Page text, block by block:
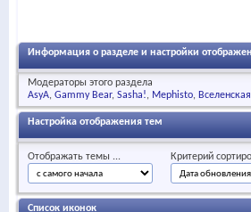
Информация о разделе и настройки
Модераторы этого раздела
AsyA Gammy Bear Sasha! Mephisto
Настройка отображения тем
Отображать темы ... Критерий
Список иконок